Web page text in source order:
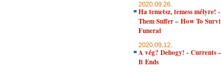
2020.09.26.
Ha temetsz, temess mélyre!
Them Suffer – How To
Funeral
2020.09.12.
A vég? Dehogy! - Currents
It Ends